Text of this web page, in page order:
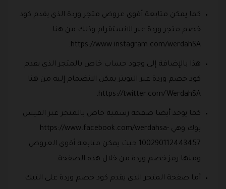
كما يمكن متابعة أقوى عروض متجر وردة الذي يقدم كود
خصم متجر وردة عبر الانستقرام وذلك من هنا
https://www.instagram.com/werdahSA.
هذا بالإضافة إلى وجود حساب خاص بالمتجر الذي يقدم
كود خصم وردة عبر التويتر يمكن الانضمام إليه من هنا
https://twitter.com/WerdahSA.
كما يوجد أيضا صفحة رسمية خاص بالمتجر عبر الفيس
بوك وهي https://www.facebook.com/werdahsa-
100290112443457 حيث يمكن متابعة أقوى العروض
ومنها رمز خصم وردة من خلال هذه الصفحة.
أما صفحة المتجر الذي يقدم كود خصم وردة على التيك